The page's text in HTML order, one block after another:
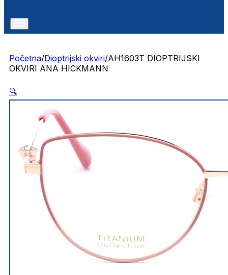
Početna/Dioptrijski okviri/AH1603T DIOPTRIJSKI
OKVIRI ANA HICKMANN
🔍